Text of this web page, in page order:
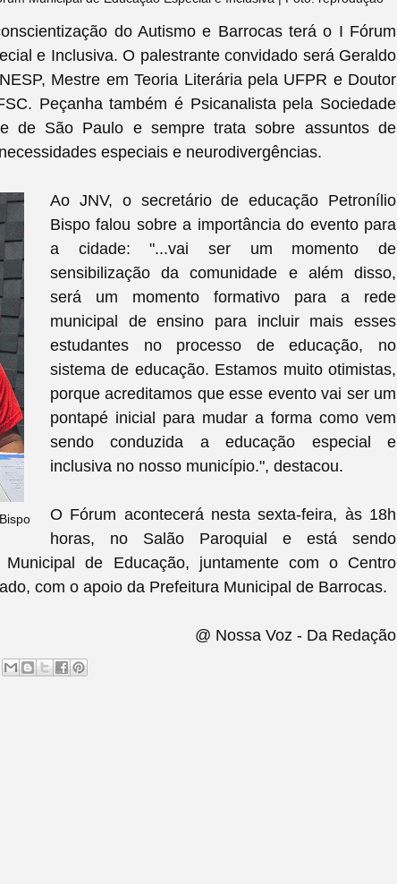
do Autismo e Barrocas terá o I Fórum
e Inclusiva. O palestrante convidado será Geraldo
Mestre em Teoria Literária pela UFPR e Doutor
Peçanha também é Psicanalista pela Sociedade
de São Paulo e sempre trata sobre assuntos de
especiais e neurodivergências.
Ao JNV, o secretário de educação Petronílio
Bispo falou sobre a importância do evento para
a cidade: "...vai ser um momento de
sensibilização da comunidade e além disso,
será um momento formativo para a rede
municipal de ensino para incluir mais esses
estudantes no processo de educação, no
sistema de educação. Estamos muito otimistas,
porque acreditamos que esse evento vai ser um
pontapé inicial para mudar a forma como vem
sendo conduzida a educação especial e
inclusiva no nosso município.", destacou.
O Fórum acontecerá nesta sexta-feira, às 18h
horas, no Salão Paroquial e está sendo
Municipal de Educação, juntamente com o Centro
com o apoio da Prefeitura Municipal de Barrocas.
@ Nossa Voz - Da Redação